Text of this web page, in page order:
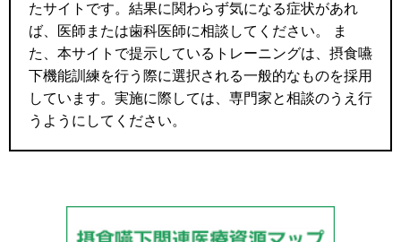
たサイトです。結果に関わらず気になる症状があれ
ば、医師または歯科医師に相談してください。
ま
た、本サイトで提示しているトレーニングは、摂食嚥
下機能訓練を行う際に選択される一般的なものを採用
しています。実施に際しては、専門家と相談のうえ行
うようにしてください。